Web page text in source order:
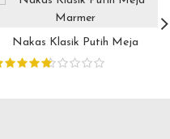
Nakas Klasik Putih Meja
Marmer